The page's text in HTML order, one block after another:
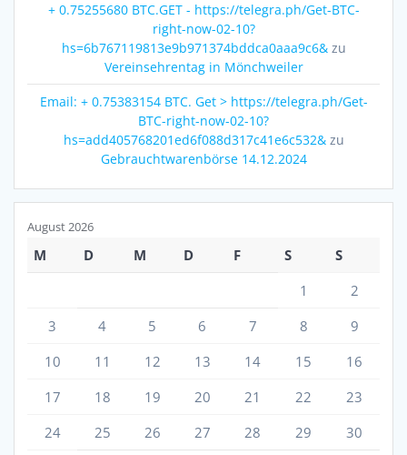
+ 0.75255680 BTC.GET - https://telegra.ph/Get-BTC-
right-now-02-10?
hs=6b767119813e9b971374bddca0aaa9c6&zu
Vereinsehrentag in Mönchweiler
Email: + 0.75383154 BTC. Get > https://telegra.ph/Get-
BTC-right-now-02-10?
hs=add405768201ed6f088d317c41e6c532&zu
Gebrauchtwarenbörse 14.12.2024
August 2026
M D M D F S
S
1
2
3
4 5 6 7 8
9
10
11 12 13 14 15
16
17
18 19 20 21 22
23
24
25 26 27 28 29
30